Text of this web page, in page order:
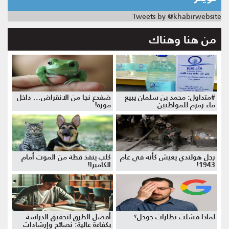
Tweets by @khabirwebsite
من هنا وهناك
#متداول: محمد بن سلمان يبيع
ماء زمزم للمواطنين
ضفدع نجا من الانقراض... داخل
موزة!
رجل هولندي يعيش كأنه في عام
1943!
كلب ينقذ قطة من الموت أمام
الكاميرا!
لماذا فشلت نظارات جوجل؟ أفضل الطرق لتحقيق الدراسة
بكفاءة عالية: نصائح وإرشادات